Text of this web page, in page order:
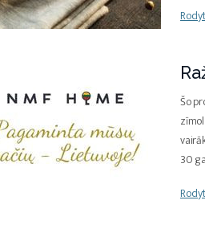
Šo
30